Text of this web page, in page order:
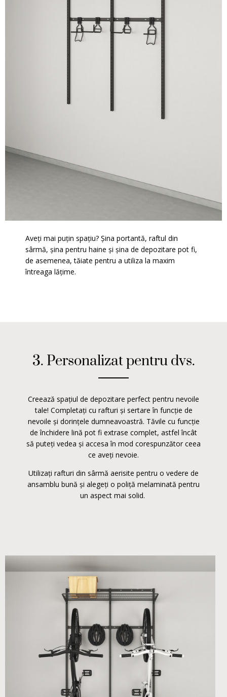
Aveți mai puțin spațiu? Șina portantă, raftul din
sârmă, șina pentru haine și șina de depozitare pot fi,
de asemenea, tăiate pentru a utiliza la maxim
întreaga lățime.
3. Personalizat pentru dvs.
Creează spațiul de depozitare perfect pentru nevoile
tale! Completați cu rafturi și sertare în funcție de
nevoile și dorințele dumneavoastră. Tăvile cu funcție
de închidere lină pot fi extrase complet, astfel încât
să puteți vedea și accesa în mod corespunzător ceea
ce aveți nevoie.
Utilizați rafturi din sârmă aerisite pentru o vedere de
ansamblu bună și alegeți o poliță melaminată pentru
un aspect mai solid.